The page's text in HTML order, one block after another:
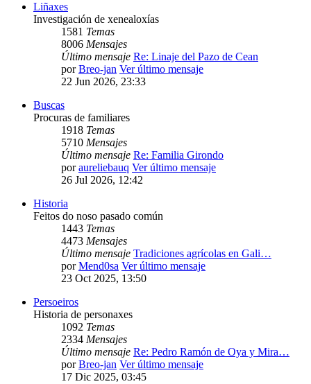
Liñaxes
Investigación de xenealoxías
1581 Temas
8006 Mensajes
Último mensaje Re: Linaje del Pazo de Cean
porBreo-jan Ver último mensaje
22 Jun 2026, 23:33
Buscas
Procuras de familiares
1918 Temas
5710 Mensajes
Último mensaje Re: Familia Girondo
poraureliebauq Ver último mensaje
26 Jul 2026, 12:42
Historia
Feitos do noso pasado común
1443 Temas
4473 Mensajes
Último mensaje Tradiciones agrícolas en Gali…
porMend0sa Ver último mensaje
23 Oct 2025, 13:50
Persoeiros
Historia de personaxes
1092 Temas
2334 Mensajes
Último mensaje Re: Pedro Ramón de Oya y Mira…
porBreo-jan Ver último mensaje
17 Dic 2025, 03:45